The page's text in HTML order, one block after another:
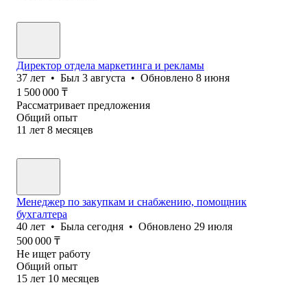
Директор отдела маркетинга и рекламы
37 лет • Был 3 августа • Обновлено 8 июня
1 500 000 ₸
Рассматривает предложения
Общий опыт
11 лет 8 месяцев
Менеджер по закупкам и снабжению, помощник
бухгалтера
40 лет • Была сегодня • Обновлено 29 июля
500 000 ₸
Не ищет работу
Общий опыт
15 лет 10 месяцев